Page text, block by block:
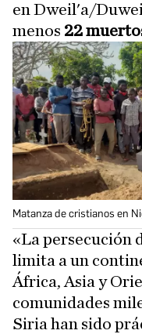
en Dweil'a/
menos 22
Matanza de cristianos en
«La persecución
limita a un
África, Asia y
comunidades
Siria han sido